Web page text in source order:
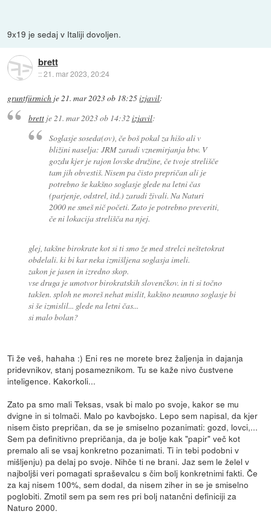
9x19 je sedaj v Italiji dovoljen.
brett
::21. mar 2023, 20:24
gruntfürmich je 21. mar 2023 ob 18:25izjavil:
brettje21. mar 2023 ob 14:32 izjavil:
Soglasje soseda(ov), če boš pokal za hišo ali v
bližini naselja: JRM zaradi vznemirjanja btw. V
gozdu kjer je rajon lovske družine, če tvoje strelišče
tam jih obvestiš. Nisem pa čisto prepričan ali je
potrebno še kakšno soglasje glede na letni čas
(parjenje, odstrel, itd.) zaradi živali. Na Naturi
2000 ne smeš nič početi. Zato je potrebno preveriti,
če ni lokacija strelišča na njej.
glej, takšne birokrate kot si ti smo že med strelci neštetokrat
obdelali. ki bi kar neka izmišljena soglasja imeli.
zakon je jasen in izredno skop.
vse druga je umotvor birokratskih slovenčkov. in ti si točno
takšen. sploh ne moreš nehat mislit, kakšno neumno soglasje bi
si še izmislil... glede na letni čas...
si malo bolan?
Ti že veš, hahaha :) Eni res ne morete brez žaljenja in dajanja
pridevnikov, stanj posameznikom. Tu se kaže nivo čustvene
inteligence. Kakorkoli...
Zato pa smo mali Teksas, vsak bi malo po svoje, kakor se mu
dvigne in si tolmači. Malo po kavbojsko. Lepo sem napisal, da kjer
nisem čisto prepričan, da se je smiselno pozanimati: gozd, lovci,...
Sem pa definitivno prepričanja, da je bolje kak "papir" več kot
premalo ali se vsaj konkretno pozanimati. Ti in tebi podobni v
mišljenju) pa delaj po svoje. Nihče ti ne brani. Jaz sem le želel v
najboljši veri pomagati spraševalcu s čim bolj konkretnimi fakti. Če
za kaj nisem 100%, sem dodal, da nisem ziher in se je smiselno
poglobiti. Zmotil sem pa sem res pri bolj natančni definiciji za
Naturo 2000.